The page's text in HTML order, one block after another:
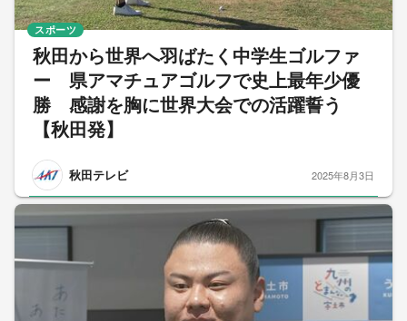
秋田から世界へ羽ばたく中学生ゴルファ
ー 県アマチュアゴルフで史上最年少優
勝 感謝を胸に世界大会での活躍誓う
【秋田発】
秋田テレビ
スポーツ
2025年8月3日